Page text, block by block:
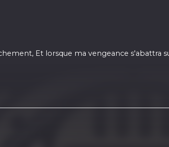
Et lorsque ma vengeance s'abattra